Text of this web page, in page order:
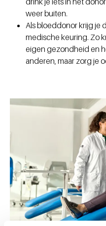
weer buiten.
Als bloeddonor krijg je
medische keuring. Zo
eigen gezondheid en
anderen, maar zorg je